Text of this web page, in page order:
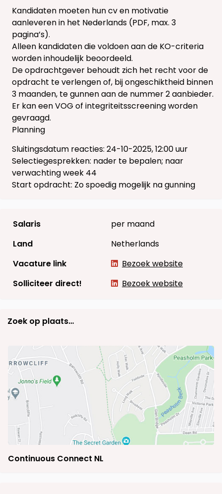
Kandidaten moeten hun cv en motivatie
aanleveren in het Nederlands (PDF, max. 3
pagina’s).
Alleen kandidaten die voldoen aan de KO-criteria
worden inhoudelijk beoordeeld.
De opdrachtgever behoudt zich het recht voor de
opdracht te verlengen of, bij ongeschiktheid binnen
3 maanden, te gunnen aan de nummer 2 aanbieder.
Er kan een VOG of integriteitsscreening worden
gevraagd.
Planning
Sluitingsdatum reacties: 24-10-2025, 12:00 uur
Selectiegesprekken: nader te bepalen; naar
verwachting week 44
Start opdracht: Zo spoedig mogelijk na gunning
Salaris
per maand
Land
Netherlands
Vacature link
Bezoek website
Solliciteer direct!
Bezoek website
Zoek op plaats…
Continuous Connect NL